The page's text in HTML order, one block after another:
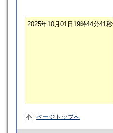
2025年10月01日19時44分41秒
ページトップへ